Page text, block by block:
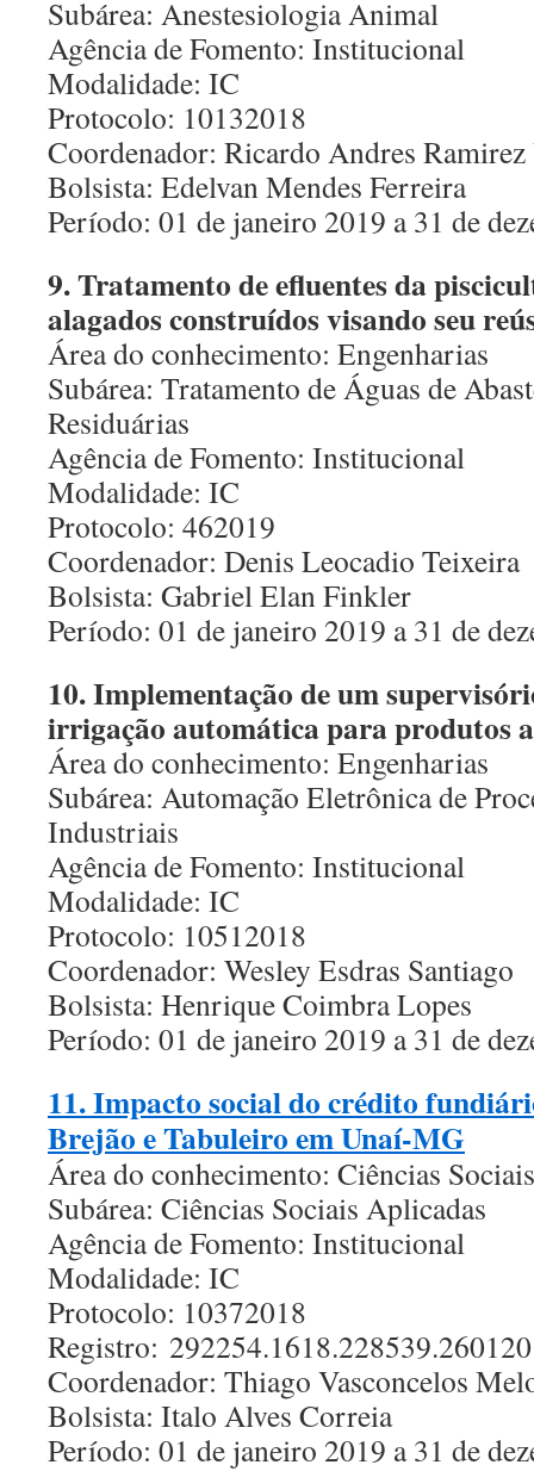
Subárea: Anestesiologia Animal
Agência de Fomento: Institucional
Modalidade: IC
Protocolo: 10132018
Coordenador: Ricardo Andres Ramirez
Bolsista: Edelvan Mendes Ferreira
Período: 01 de janeiro 2019 a 31 de
9. Tratamento de efluentes da
alagados construídos visando seu
Área do conhecimento: Engenharias
Subárea: Tratamento de Águas de
Residuárias
Agência de Fomento: Institucional
Modalidade: IC
Protocolo: 462019
Coordenador: Denis Leocadio Teixeira
Bolsista: Gabriel Elan Finkler
Período: 01 de janeiro 2019 a 31 de
10. Implementação de um
irrigação automática para produtos
Área do conhecimento: Engenharias
Subárea: Automação Eletrônica de
Industriais
Agência de Fomento: Institucional
Modalidade: IC
Protocolo: 10512018
Coordenador: Wesley Esdras Santiago
Bolsista: Henrique Coimbra Lopes
Período: 01 de janeiro 2019 a 31 de
11. Impacto social do crédito
Brejão e Tabuleiro em Unaí-MG
Área do conhecimento: Ciências
Subárea: Ciências Sociais Aplicadas
Agência de Fomento: Institucional
Modalidade: IC
Protocolo: 10372018
Registro:
Coordenador: Thiago Vasconcelos
Bolsista: Italo Alves Correia
Período: 01 de janeiro 2019 a 31 de